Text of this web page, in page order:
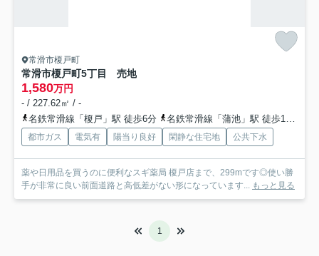
常滑市榎戸町
常滑市榎戸町5丁目 売地
1,580万円
- / 227.62㎡ / -
名鉄常滑線「榎戸」駅 徒歩6分
名鉄常滑線「蒲池」駅 徒歩14分
都市ガス 電気有 陽当り良好 閑静な住宅地 公共下水
薬や日用品を買うのに便利なスギ薬局 榎戸店まで、299mです◎使い勝
手が非常に良い前面道路と高低差がない形になっています...
もっと見る
1